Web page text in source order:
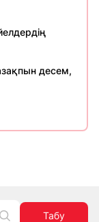
десем,
Табу